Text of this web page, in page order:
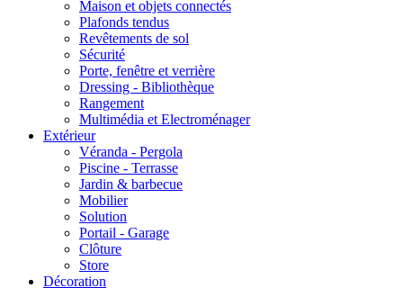
Maison et objets connectés
Plafonds tendus
Revêtements de sol
Sécurité
Porte, fenêtre et verrière
Dressing - Bibliothèque
Rangement
Multimédia et Electroménager
Extérieur
Véranda - Pergola
Piscine - Terrasse
Jardin & barbecue
Mobilier
Solution
Portail - Garage
Clôture
Store
Décoration